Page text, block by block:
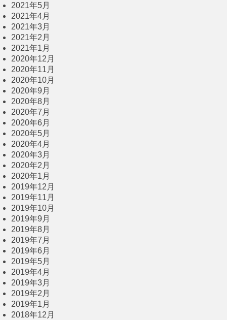
2021年5月
2021年4月
2021年3月
2021年2月
2021年1月
2020年12月
2020年11月
2020年10月
2020年9月
2020年8月
2020年7月
2020年6月
2020年5月
2020年4月
2020年3月
2020年2月
2020年1月
2019年12月
2019年11月
2019年10月
2019年9月
2019年8月
2019年7月
2019年6月
2019年5月
2019年4月
2019年3月
2019年2月
2019年1月
2018年12月